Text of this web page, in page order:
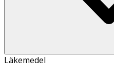
Läkemedel